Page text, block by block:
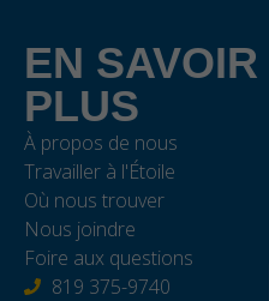
EN SAVOIR
PLUS
À propos de nous
Travailler à l'Étoile
Où nous trouver
Nous joindre
Foire aux questions
819 375-9740